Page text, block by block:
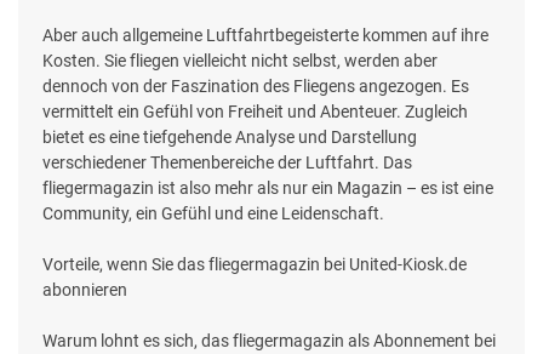
Aber auch allgemeine Luftfahrtbegeisterte kommen auf ihre
Kosten. Sie fliegen vielleicht nicht selbst, werden aber
dennoch von der Faszination des Fliegens angezogen. Es
vermittelt ein Gefühl von Freiheit und Abenteuer. Zugleich
bietet es eine tiefgehende Analyse und Darstellung
verschiedener Themenbereiche der Luftfahrt. Das
fliegermagazin ist also mehr als nur ein Magazin – es ist eine
Community, ein Gefühl und eine Leidenschaft.
Vorteile, wenn Sie das fliegermagazin bei United-Kiosk.de
abonnieren
Warum lohnt es sich, das fliegermagazin als Abonnement bei